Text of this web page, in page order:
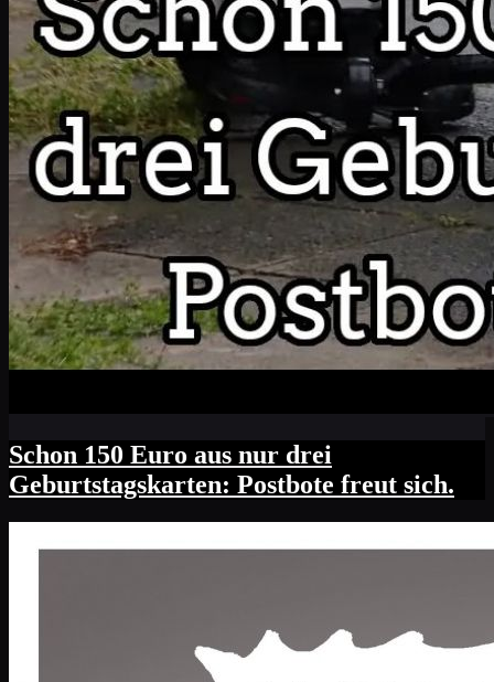
Schon 150 Euro aus nur drei
Geburtstagskarten: Postbote freut sich.